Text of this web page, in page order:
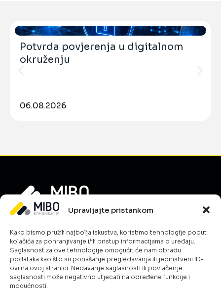
Upravljajte pristankom
Kako bismo pružili najbolja iskustva, koristimo tehnologije poput
kolačića za pohranjivanje i/ili pristup informacijama o uređaju.
Saglasnost za ove tehnologije omogućit će nam obradu
podataka kao što su ponašanje pregledavanja ili jedinstveni ID-
ovi na ovoj stranici. Nedavanje saglasnosti ili povlačenje
saglasnosti može negativno utjecati na određene funkcije i
mogućnosti.
Potvrda povjerenja u digitalnom
okruženju
06.08.2026
O nama
Novosti
Karijera
Uslovi poslovanja